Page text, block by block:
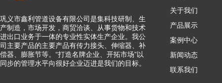
巩义市鑫利管道设备有限公司是集科技研制、生
产制造，市场开发，商贸洽谈、从事货物和技术
进出口业务于一体的专业性实体生产企业。我公
司主要产品的主要产品有传力接头、伸缩器、补
偿器、膨胀节等。“打造名牌企业、开拓市场”以
同步的管理水平向很好企业迈进是我们的目标。
关于我们
产品展示
案例中心
新闻动态
联系我们